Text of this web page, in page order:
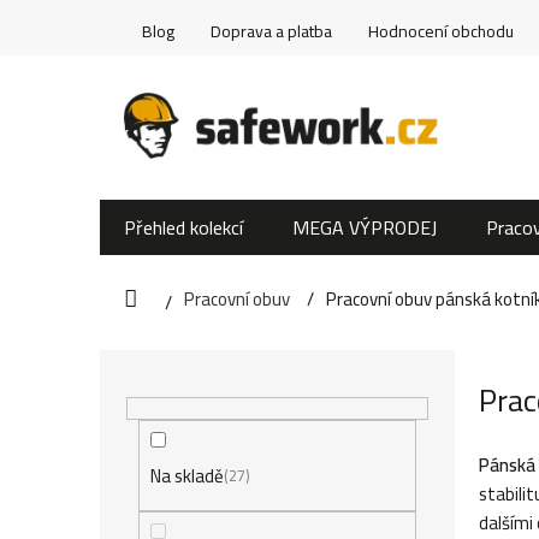
Blog Doprava a platba Hodnocení obchodu
Přehled kolekcí MEGA VÝPRODEJ
DomůPracovní obuv Pracovní obuv pánská
Na skladě 27
dalšími